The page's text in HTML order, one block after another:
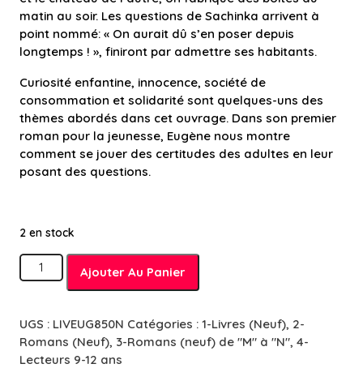
matin au soir. Les questions de Sachinka arrivent à
point nommé: « On aurait dû s’en poser depuis
longtemps ! », finiront par admettre ses habitants.
Curiosité enfantine, innocence, société de
consommation et solidarité sont quelques-uns des
thèmes abordés dans cet ouvrage. Dans son premier
roman pour la jeunesse, Eugène nous montre
comment se jouer des certitudes des adultes en leur
posant des questions.
2 en stock
quantité
de
boîtes
-
9/11
Ajouter Au Panier
UGS : LIVEUG850N Catégories : 1-Livres (Neuf), 2-
Romans (Neuf), 3-Romans (neuf) de "M" à "N", 4-
Lecteurs 9-12 ans